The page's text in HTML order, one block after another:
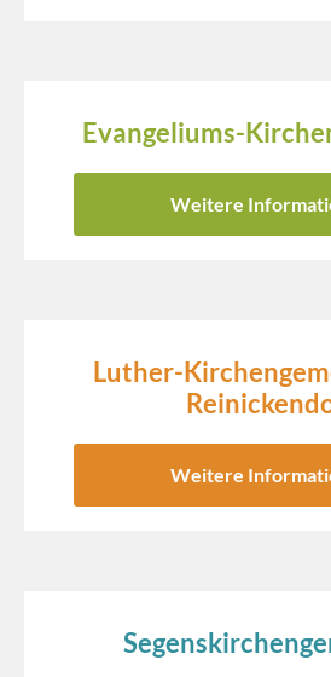
Evangeliums-
Weitere
Luther-
Weitere